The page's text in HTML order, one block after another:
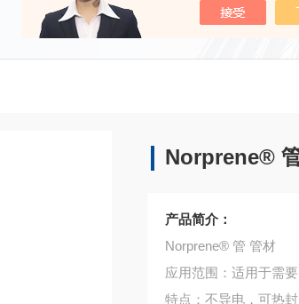
当前位置：首
Norprene®
产品简介：
Norprene® 管 管材
应用范围：适用于需
特点：不导电，可热